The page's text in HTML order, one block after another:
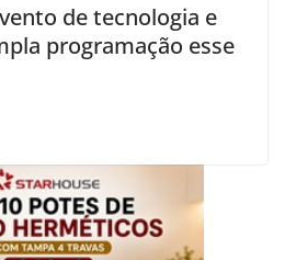
de tecnologia e
programação esse